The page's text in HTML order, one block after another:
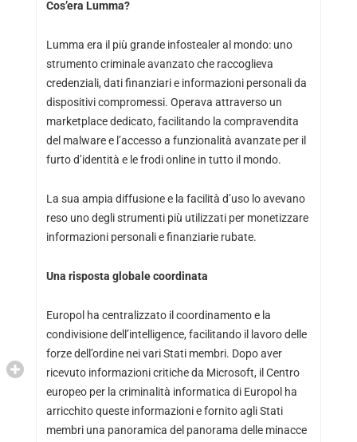
Cos’era Lumma?
Lumma era il più grande infostealer al mondo: uno
strumento criminale avanzato che raccoglieva
credenziali, dati finanziari e informazioni personali da
dispositivi compromessi. Operava attraverso un
marketplace dedicato, facilitando la compravendita
del malware e l’accesso a funzionalità avanzate per il
furto d’identità e le frodi online in tutto il mondo.
La sua ampia diffusione e la facilità d’uso lo avevano
reso uno degli strumenti più utilizzati per monetizzare
informazioni personali e finanziarie rubate.
Una risposta globale coordinata
Europol ha centralizzato il coordinamento e la
condivisione dell’intelligence, facilitando il lavoro delle
forze dell’ordine nei vari Stati membri. Dopo aver
ricevuto informazioni critiche da Microsoft, il Centro
europeo per la criminalità informatica di Europol ha
arricchito queste informazioni e fornito agli Stati
membri una panoramica del panorama delle minacce